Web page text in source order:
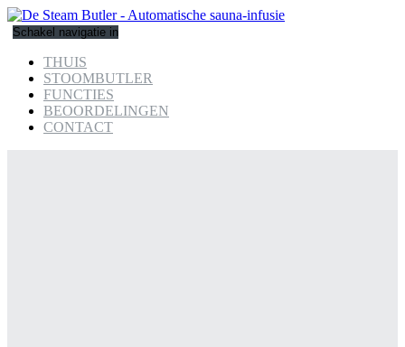
Schakel navigatie in
THUIS
STOOMBUTLER
FUNCTIES
BEOORDELINGEN
CONTACT